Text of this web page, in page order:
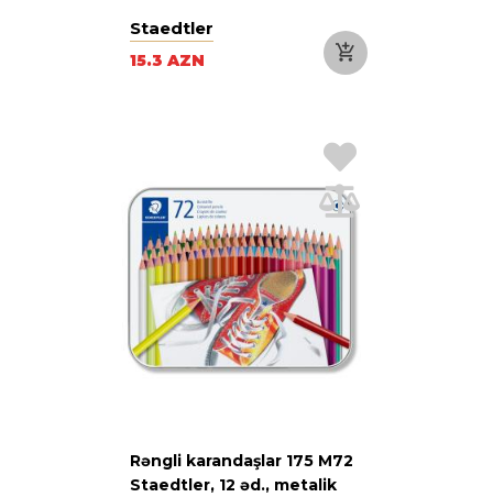
Staedtler
15.3 AZN
Rəngli karandaşlar 175 M72
Staedtler, 12 əd., metalik